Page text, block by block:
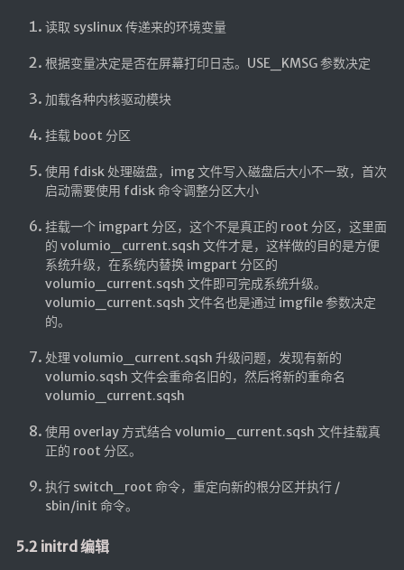
读取 syslinux 传递来的环境变量
根据变量决定是否在屏幕打印日志。USE_KMSG 参数决定
加载各种内核驱动模块
挂载 boot 分区
使用 fdisk 处理磁盘，img 文件写入磁盘后大小不一致，首次
启动需要使用 fdisk 命令调整分区大小
挂载一个 imgpart 分区，这个不是真正的 root 分区，这里面
的 volumio_current.sqsh 文件才是，这样做的目的是方便
系统升级，在系统内替换 imgpart 分区的
volumio_current.sqsh 文件即可完成系统升级。
volumio_current.sqsh 文件名也是通过 imgfile 参数决定
的。
处理 volumio_current.sqsh 升级问题，发现有新的
volumio.sqsh 文件会重命名旧的，然后将新的重命名
volumio_current.sqsh
使用 overlay 方式结合 volumio_current.sqsh 文件挂载真
正的 root 分区。
执行 switch_root 命令，重定向新的根分区并执行 /
sbin/init 命令。
5.2 initrd 编辑